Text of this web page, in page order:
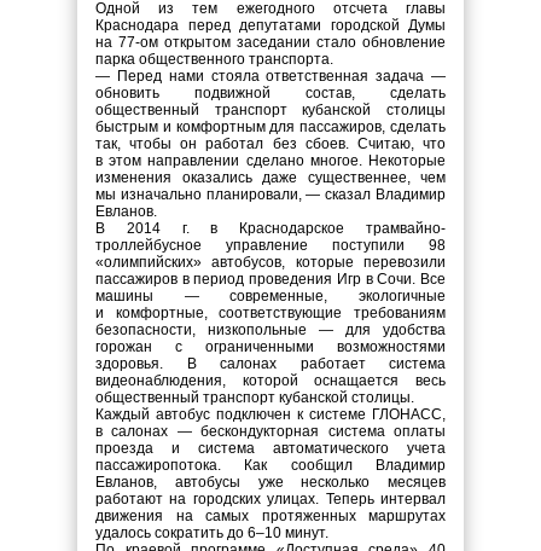
Одной из тем ежегодного отсчета главы
Краснодара перед депутатами городской Думы
на 77-ом открытом заседании стало обновление
парка общественного транспорта.
— Перед нами стояла ответственная задача —
обновить подвижной состав, сделать
общественный транспорт кубанской столицы
быстрым и комфортным для пассажиров, сделать
так, чтобы он работал без сбоев. Считаю, что
в этом направлении сделано многое. Некоторые
изменения оказались даже существеннее, чем
мы изначально планировали, — сказал Владимир
Евланов.
В 2014 г. в Краснодарское трамвайно-
троллейбусное управление поступили 98
«олимпийских» автобусов, которые перевозили
пассажиров в период проведения Игр в Сочи. Все
машины — современные, экологичные
и комфортные, соответствующие требованиям
безопасности, низкопольные — для удобства
горожан с ограниченными возможностями
здоровья. В салонах работает система
видеонаблюдения, которой оснащается весь
общественный транспорт кубанской столицы.
Каждый автобус подключен к системе ГЛОНАСС,
в салонах — бескондукторная система оплаты
проезда и система автоматического учета
пассажиропотока. Как сообщил Владимир
Евланов, автобусы уже несколько месяцев
работают на городских улицах. Теперь интервал
движения на самых протяженных маршрутах
удалось сократить до 6–10 минут.